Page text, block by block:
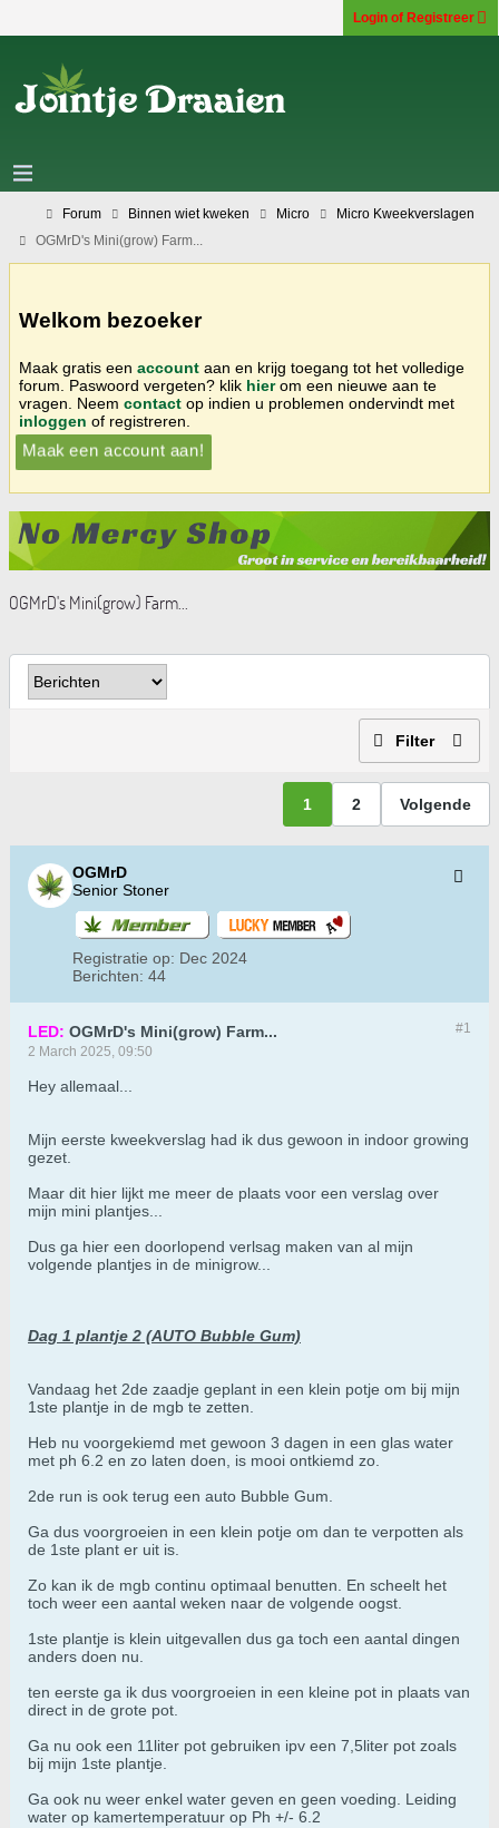
Login of Registreer
Forum Binnen wiet kweken Micro
Micro Kweekverslagen
OGMrD's Mini(grow) Farm...
Welkom bezoeker
Maak gratis een account aan en krijg toegang tot het volledige
forum. Paswoord vergeten? klik hierom een nieuwe aan te
vragen. Neem contact op indien u problemen ondervindt met
inloggen of registreren.
Maak een account aan!
OGMrD's Mini(grow) Farm...
Filter
1 2 Volgende
OGMrD
Senior Stoner
Registratie op: Dec 2024
Berichten: 44
#1
LED: OGMrD's Mini(grow) Farm...
2 March 2025, 09:50
Hey allemaal...
Mijn eerste kweekverslag had ik dus gewoon in indoor growing
gezet.
Maar dit hier lijkt me meer de plaats voor een verslag over
mijn mini plantjes...
Dus ga hier een doorlopend verlsag maken van al mijn
volgende plantjes in de minigrow...
Dag 1 plantje 2 (AUTO Bubble Gum)
Vandaag het 2de zaadje geplant in een klein potje om bij mijn
1ste plantje in de mgb te zetten.
Heb nu voorgekiemd met gewoon 3 dagen in een glas water
met ph 6.2 en zo laten doen, is mooi ontkiemd zo.
2de run is ook terug een auto Bubble Gum.
Ga dus voorgroeien in een klein potje om dan te verpotten als
de 1ste plant er uit is.
Zo kan ik de mgb continu optimaal benutten. En scheelt het
toch weer een aantal weken naar de volgende oogst.
1ste plantje is klein uitgevallen dus ga toch een aantal dingen
anders doen nu.
ten eerste ga ik dus voorgroeien in een kleine pot in plaats van
direct in de grote pot.
Ga nu ook een 11liter pot gebruiken ipv een 7,5liter pot zoals
bij mijn 1ste plantje.
Ga ook nu weer enkel water geven en geen voeding. Leiding
water op kamertemperatuur op Ph +/- 6.2